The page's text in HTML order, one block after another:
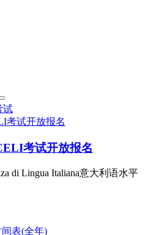
试
考试开放报名
di Lingua Italiana意大利语水平